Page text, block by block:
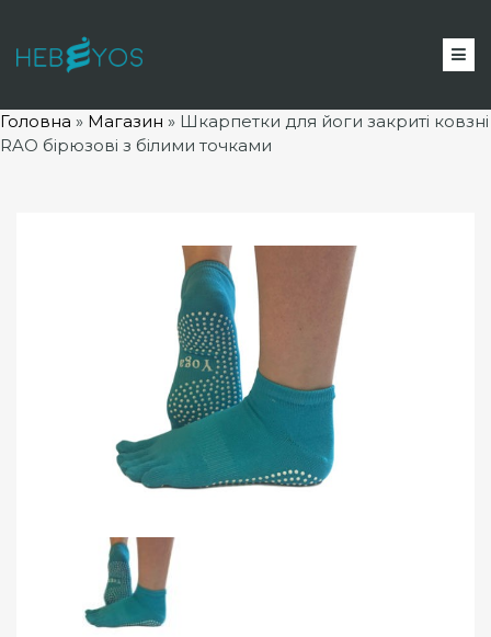
Головна » Магазин » Шкарпетки для йоги закриті ковзні
RAO бірюзові з білими точками